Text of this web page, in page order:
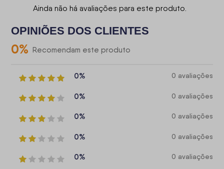
Ainda não há avaliações para este produto.
OPINIÕES DOS CLIENTES
0% Recomendam este produto
0% 0 avaliações
0% 0 avaliações
0% 0 avaliações
0% 0 avaliações
0% 0 avaliações